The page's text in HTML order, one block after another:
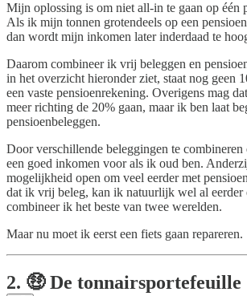
Mijn oplossing is om niet all-in te gaan op één
Als ik mijn tonnen grotendeels op een
dan wordt mijn inkomen later inderdaad te
Daarom combineer ik vrij beleggen en
in het overzicht hieronder ziet, staat nog geen
een vaste pensioenrekening. Overigens mag
meer richting de 20% gaan, maar ik ben laat
pensioenbeleggen.
Door verschillende beleggingen te combineren
een goed inkomen voor als ik oud ben.
mogelijkheid open om veel eerder met
dat ik vrij beleg, kan ik natuurlijk wel al eerder
combineer ik het beste van twee werelden.
Maar nu moet ik eerst een fiets gaan repareren.
2. 🤑 De tonnairsportefeuille